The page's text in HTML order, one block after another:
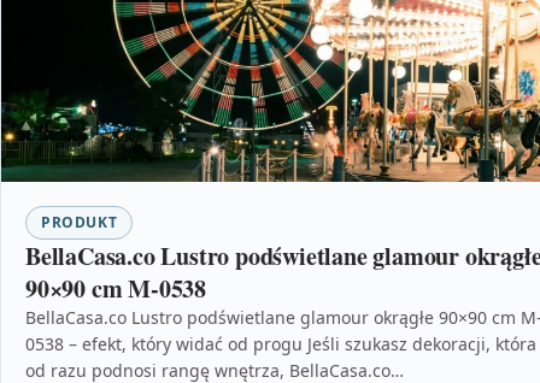
PRODUKT
BellaCasa.co Lustro podświetlane glamour
90×90 cm M-0538
BellaCasa.co Lustro podświetlane glamour okrągłe 90×90 cm
0538 – efekt, który widać od progu Jeśli szukasz dekoracji, która
od razu podnosi rangę wnętrza, BellaCasa.co…